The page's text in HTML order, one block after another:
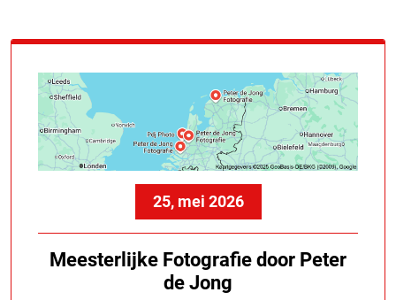
25, mei 2026
Meesterlijke Fotografie door Peter
de Jong